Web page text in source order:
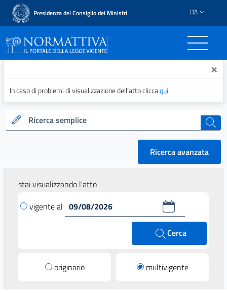
Presidenza del Consiglio dei Ministri ITA
Normattiva - Il portale ×
In caso di problemi di visualizzazione dell’atto cliccaqui
Ricerca semplice cerca
Ricerca avanzata
stai visualizzando l'atto
vigente al
Cerca
originario multivigente